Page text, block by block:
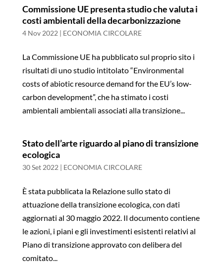
Commissione UE presenta studio che valuta i
costi ambientali della decarbonizzazione
4 Nov 2022 | ECONOMIA CIRCOLARE
La Commissione UE ha pubblicato sul proprio sito i
risultati di uno studio intitolato “Environmental
costs of abiotic resource demand for the EU’s low-
carbon development”, che ha stimato i costi
ambientali ambientali associati alla transizione...
Stato dell’arte riguardo al piano di transizione
ecologica
30 Set 2022 | ECONOMIA CIRCOLARE
È stata pubblicata la Relazione sullo stato di
attuazione della transizione ecologica, con dati
aggiornati al 30 maggio 2022. Il documento contiene
le azioni, i piani e gli investimenti esistenti relativi al
Piano di transizione approvato con delibera del
comitato...